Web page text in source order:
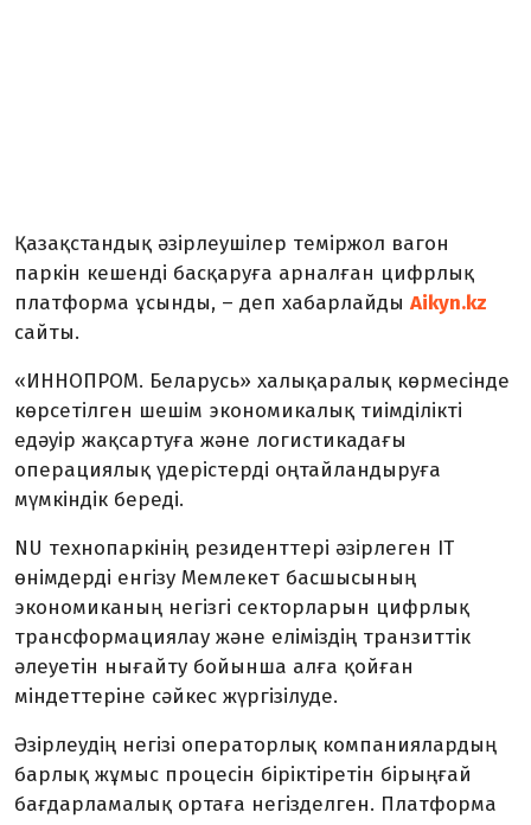
Қазақстандық әзірлеушілер теміржол вагон
паркін кешенді басқаруға арналған цифрлық
платформа ұсынды, – деп хабарлайды Aikyn.kz
сайты.
«ИННОПРОМ. Беларусь» халықаралық көрмесінде
көрсетілген шешім экономикалық тиімділікті
едәуір жақсартуға және логистикадағы
операциялық үдерістерді оңтайландыруға
мүмкіндік береді.
NU технопаркінің резиденттері әзірлеген IT
өнімдерді енгізу Мемлекет басшысының
экономиканың негізгі секторларын цифрлық
трансформациялау және еліміздің транзиттік
әлеуетін нығайту бойынша алға қойған
міндеттеріне сәйкес жүргізілуде.
Әзірлеудің негізі операторлық компаниялардың
барлық жұмыс процесін біріктіретін бірыңғай
бағдарламалық ортаға негізделген. Платформа